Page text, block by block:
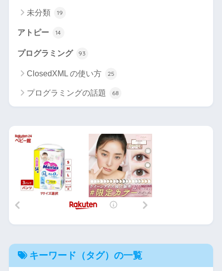
未分類 19
アトピー 14
プログラミング 93
ClosedXML の使い方 25
プログラミングの話題 68
キーワード（タグ）の一覧